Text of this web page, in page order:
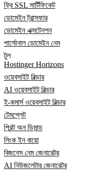
ফ্রি SSL সার্টিফিকেট
ডোমেইন ট্রান্সফার
ডোমেইন এক্সটেনশন
পার্সোনাল ডোমেইন নেম
টুল
Hostinger Horizons
ওয়েবসাইট বিল্ডার
AI ওয়েবসাইট বিল্ডার
ই-কমার্স ওয়েবসাইট বিল্ডার
টেমপ্লেট
প্রিন্ট অন ডিমান্ড
লিংক ইন বায়ো
বিজনেস নেম জেনারেটর
AI নিউজলেটার জেনারেটর